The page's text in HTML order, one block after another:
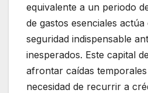
equivalente a un periodo
de gastos esenciales
seguridad indispensable
inesperados. Este capital
afrontar caídas
necesidad de recurrir a